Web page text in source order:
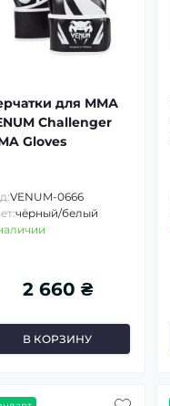
для ММА
Challenger
Gloves
VENUM-0666
чёрный/белый
2 660 ₴
В КОРЗИНУ